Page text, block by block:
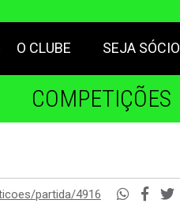
O CLUBE SEJA SÓCIO
COMPETIÇÕES
partida/4916